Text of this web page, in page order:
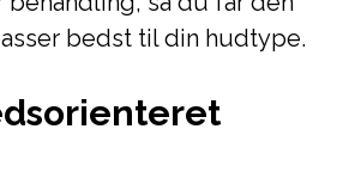
bedst til din hudtype.